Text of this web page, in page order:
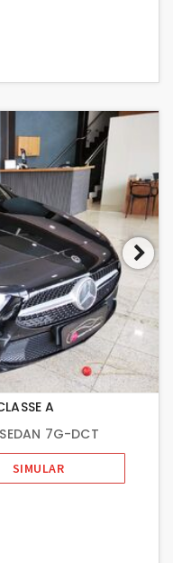
A
7G-DCT
SIMULAR